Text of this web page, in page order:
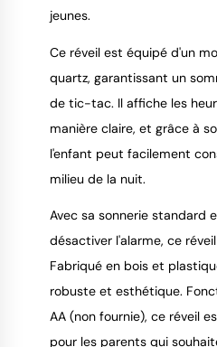
jeunes.
Ce réveil est équipé d'un
quartz, garantissant un
de tic-tac. Il affiche les
manière claire, et grâce à
l'enfant peut facilement
milieu de la nuit.
Avec sa sonnerie standard
désactiver l'alarme, ce
Fabriqué en bois et
robuste et esthétique.
AA (non fournie), ce réveil
pour les parents qui